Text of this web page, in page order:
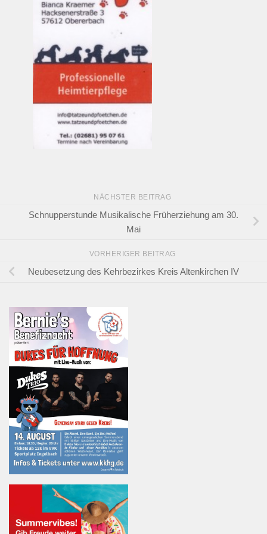
NÄCHSTER BEITRAG
Schnupperstunde Musikalische Früherziehung am 30.
Mai
VORHERIGER BEITRAG
Neubesetzung des Kehrbezirkes Kreis Altenkirchen IV